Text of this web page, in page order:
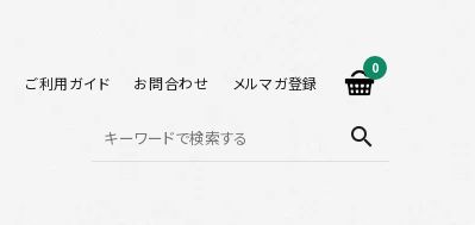
ご利用ガイド お問合わせ メルマガ登録
0
search